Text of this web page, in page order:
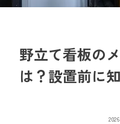
野立て看板の
は？設置前に